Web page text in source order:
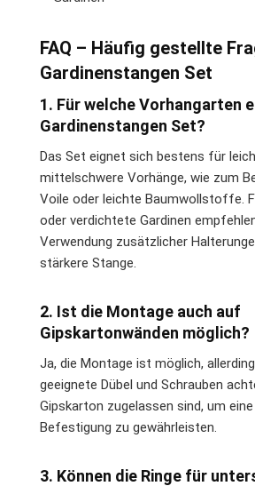
FAQ – Häufig gestellte
Gardinenstangen Set
1. Für welche Vorhangarten
Gardinenstangen Set?
Das Set eignet sich bestens für
mittelschwere Vorhänge, wie zum
Voile oder leichte Baumwollstoffe.
oder verdichtete Gardinen
Verwendung zusätzlicher
stärkere Stange.
2. Ist die Montage auch auf
Gipskartonwänden möglich?
Ja, die Montage ist möglich,
geeignete Dübel und Schrauben
Gipskarton zugelassen sind, um
Befestigung zu gewährleisten.
3. Können die Ringe für